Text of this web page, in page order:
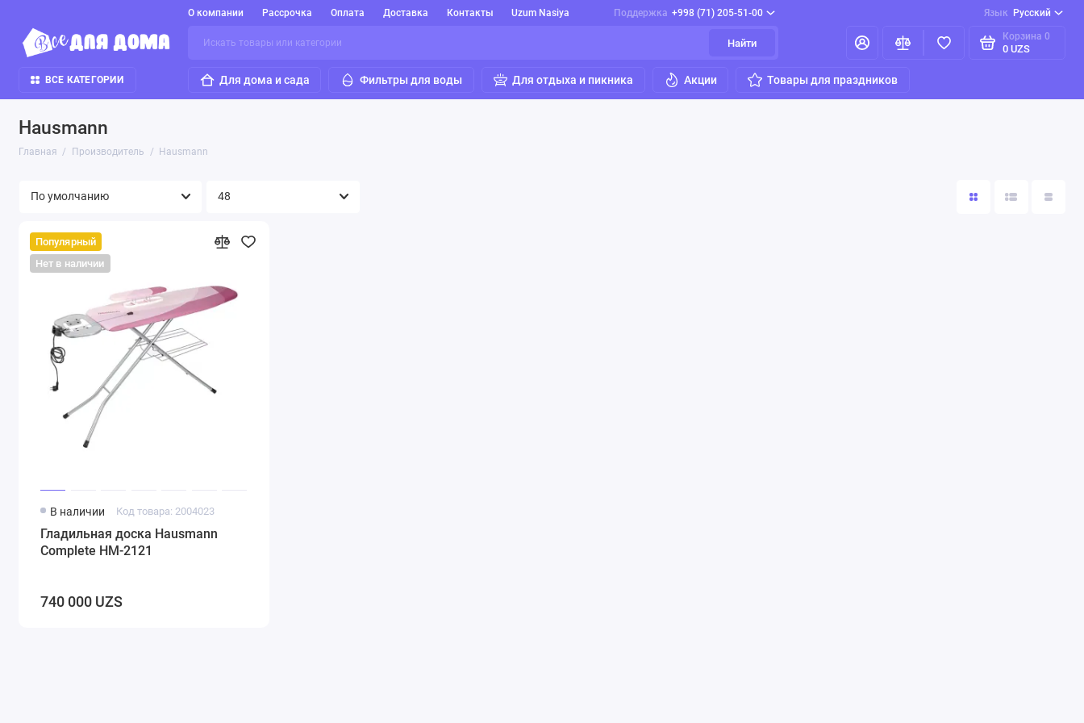
О компании Рассрочка Оплата Доставка Контакты Uzum Nasiya Поддержка +998 (71) 205-51-00 Язык Русский
Найти
Корзина 0
0 UZS
ВСЕ КАТЕГОРИИ Для дома и сада Фильтры для воды Для отдыха и пикника Акции Товары для праздников
Hausmann
Главная Производитель Hausmann
Популярный
Нет в наличии
В наличии Код товара: 2004023
Гладильная доска Hausmann
Complete HM-2121
740 000 UZS